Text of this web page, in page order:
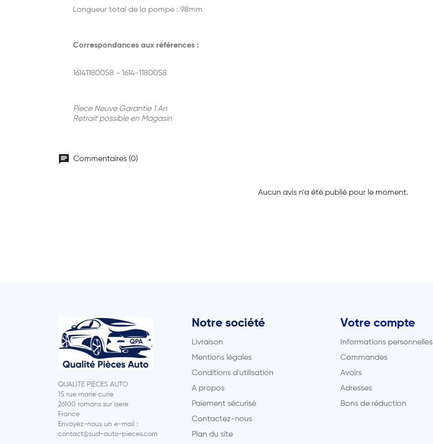
Longueur total de la pompe : 98mm
Correspondances aux références :
16141180058 - 1614-1180058
Piece Neuve Garantie 1 An
Retrait possible en Magasin
chat Commentaires (0)
Aucun avis n'a été publié pour le moment.
QUALITE PIECES AUTO
15 rue marie curie
26100 romans sur isere
France
Envoyez-nous un e-mail :
contact@sud-auto-pieces.com
Notre société
Livraison
Mentions légales
Conditions d'utilisation
A propos
Paiement sécurisé
Contactez-nous
Plan du site
Votre compte
Informations personnelles
Commandes
Avoirs
Adresses
Bons de réduction